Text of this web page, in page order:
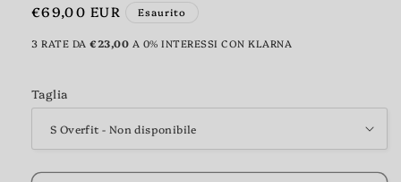
Prezzo
listino
€69,00 EUR Esaurito
3 RATE DA €23,00 A 0% INTERESSI CON KLARNA
Taglia